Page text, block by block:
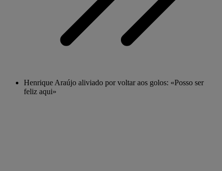
Henrique Araújo aliviado por voltar aos golos: «Posso ser
feliz aqui»